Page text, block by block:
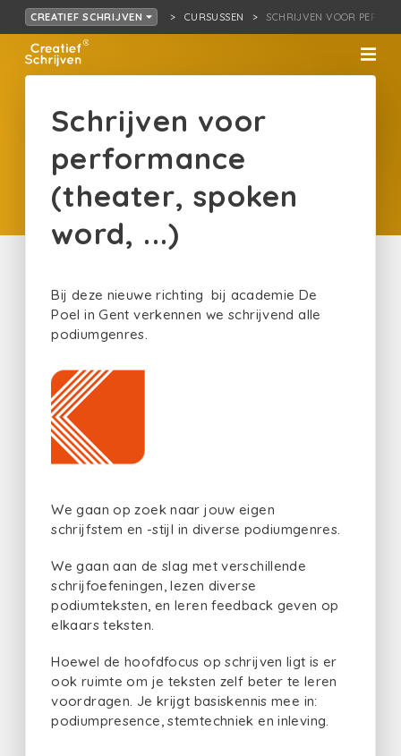
CREATIEF SCHRIJVEN CURSUSSEN SCHRIJVEN VOOR
Schrijven voor
performance
(theater, spoken
word, ...)
Bij deze nieuwe richting bij academie De
Poel in Gent verkennen we schrijvend alle
podiumgenres.
We gaan op zoek naar jouw eigen
schrijfstem en -stijl in diverse podiumgenres.
We gaan aan de slag met verschillende
schrijfoefeningen, lezen diverse
podiumteksten, en leren feedback geven op
elkaars teksten.
Hoewel de hoofdfocus op schrijven ligt is er
ook ruimte om je teksten zelf beter te leren
voordragen. Je krijgt basiskennis mee in:
podiumpresence, stemtechniek en inleving.